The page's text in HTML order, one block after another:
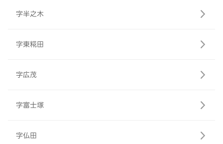
字半之木
字東糀田
字広茂
字富士塚
字仏田